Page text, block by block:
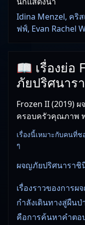
Idina Menzel, คริส
ฟฟ์, Evan Rachel
📖 เรื่องย่อ
ภัยปริศนาร
Frozen II (2019)
ครอบครัวคุณภาพ
เรื่องนี้เหมาะกับคนที่
ๆ
ผจญภัยปริศนาราชิ
เรื่องราวของการผ
กำลังเดินทางสู่ผืน
คือการค้นหาคำตอ